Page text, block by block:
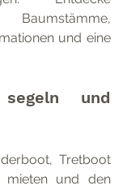
und eine
segeln und
Tretboot
mieten und den